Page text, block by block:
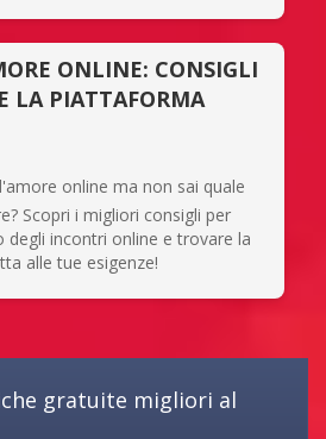
ONLINE: CONSIGLI
LA PIATTAFORMA
online ma non sai quale
Scopri i migliori consigli per
degli incontri online e trovare la
alle tue esigenze!
gratuite migliori al